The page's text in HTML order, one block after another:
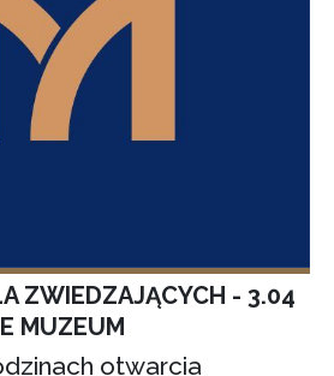
ZWIEDZAJĄCYCH - 3.04
MUZEUM
otwarcia